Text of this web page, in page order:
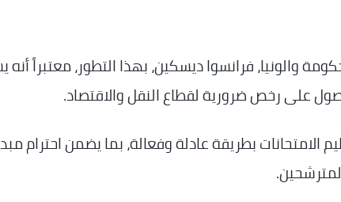
والونيا، فرانسوا ديسكين، بهذا التطور، معتبراً
على رخص ضرورية لقطاع النقل والاقتصاد.
بطريقة عادلة وفعالة، بما يضمن احترام